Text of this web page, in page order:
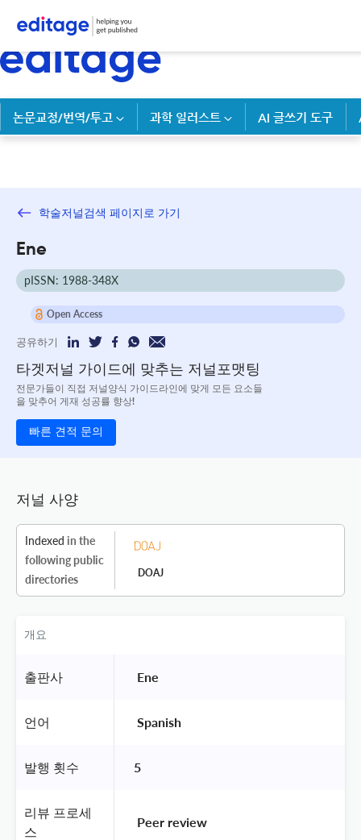
논문교정/번역/투고 과학 일러스트 AI 글쓰기 도구
학술저널검색 페이지로 가기
Ene
pISSN: 1988-348X
Open Access
공유하기
타겟저널 가이드에 맞추는 저널포맷팅
전문가들이 직접 저널양식 가이드라인에 맞게 모든 요소들
을 맞추어 게재 성공률 향상!
빠른 견적 문의
저널 사양
Indexed in the
following public
directories
DOAJ
개요
출판사 Ene
언어 Spanish
발행 횟수 5
리뷰 프로세
스
Peer review